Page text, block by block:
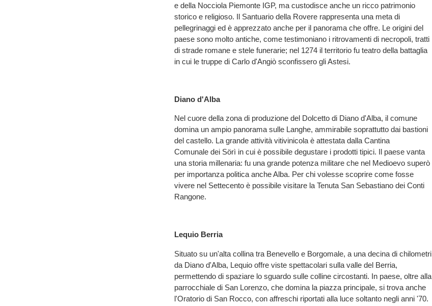
e della Nocciola Piemonte IGP, ma custodisce anche un ricco patrimonio
storico e religioso. Il Santuario della Rovere rappresenta una meta di
pellegrinaggi ed è apprezzato anche per il panorama che offre. Le origini del
paese sono molto antiche, come testimoniano i ritrovamenti di necropoli, tratti
di strade romane e stele funerarie; nel 1274 il territorio fu teatro della battaglia
in cui le truppe di Carlo d'Angiò sconfissero gli Astesi.
Diano d'Alba
Nel cuore della zona di produzione del Dolcetto di Diano d'Alba, il comune
domina un ampio panorama sulle Langhe, ammirabile soprattutto dai bastioni
del castello. La grande attività vitivinicola è attestata dalla Cantina
Comunale dei Sörì in cui è possibile degustare i prodotti tipici. Il paese vanta
una storia millenaria: fu una grande potenza militare che nel Medioevo superò
per importanza politica anche Alba. Per chi volesse scoprire come fosse
vivere nel Settecento è possibile visitare la Tenuta San Sebastiano dei Conti
Rangone.
Lequio Berria
Situato su un'alta collina tra Benevello e Borgomale, a una decina di chilometri
da Diano d'Alba, Lequio offre viste spettacolari sulla valle del Berria,
permettendo di spaziare lo sguardo sulle colline circostanti. In paese, oltre alla
parrocchiale di San Lorenzo, che domina la piazza principale, si trova anche
l'Oratorio di San Rocco, con affreschi riportati alla luce soltanto negli anni '70.